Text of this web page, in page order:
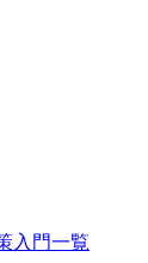
入門一覧